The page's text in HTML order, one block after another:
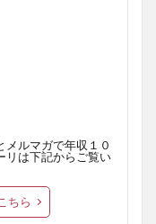
ルマガで年収１０
リは下記からご覧い
ちら